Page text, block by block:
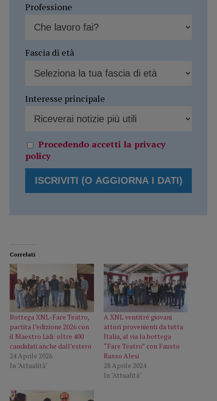
Professione
Fascia di età
Interesse principale
Procedendo accetti la privacy
policy
Correlati
Bottega XNL-Fare Teatro,
partita l’edizione 2026 con
il Maestro Lidi: oltre 400
candidati anche dall’estero
24 Aprile 2026
In "Attualità"
A XNL ventitré giovani
attori provenienti da tutta
Italia, al via la bottega
“Fare Teatro” con Fausto
Russo Alesi
28 Aprile 2024
In "Attualità"